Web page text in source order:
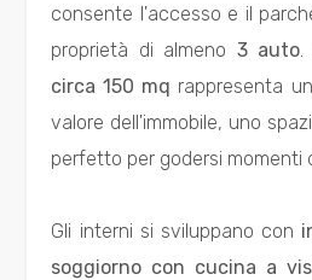
consente l'accesso e il
proprietà di almeno 3 auto.
circa 150 mq rappresenta
valore dell'immobile, uno
perfetto per godersi momenti
Gli interni si sviluppano con
soggiorno con cucina a
Prezzo